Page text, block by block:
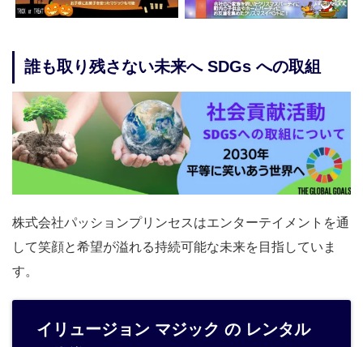
誰も取り残さない未来へ SDGs への取組
株式会社パッションプリンセスはエンターテイメントを通
して笑顔と希望が溢れる持続可能な未来を目指していま
す。
イリュージョン マジック の レンタル